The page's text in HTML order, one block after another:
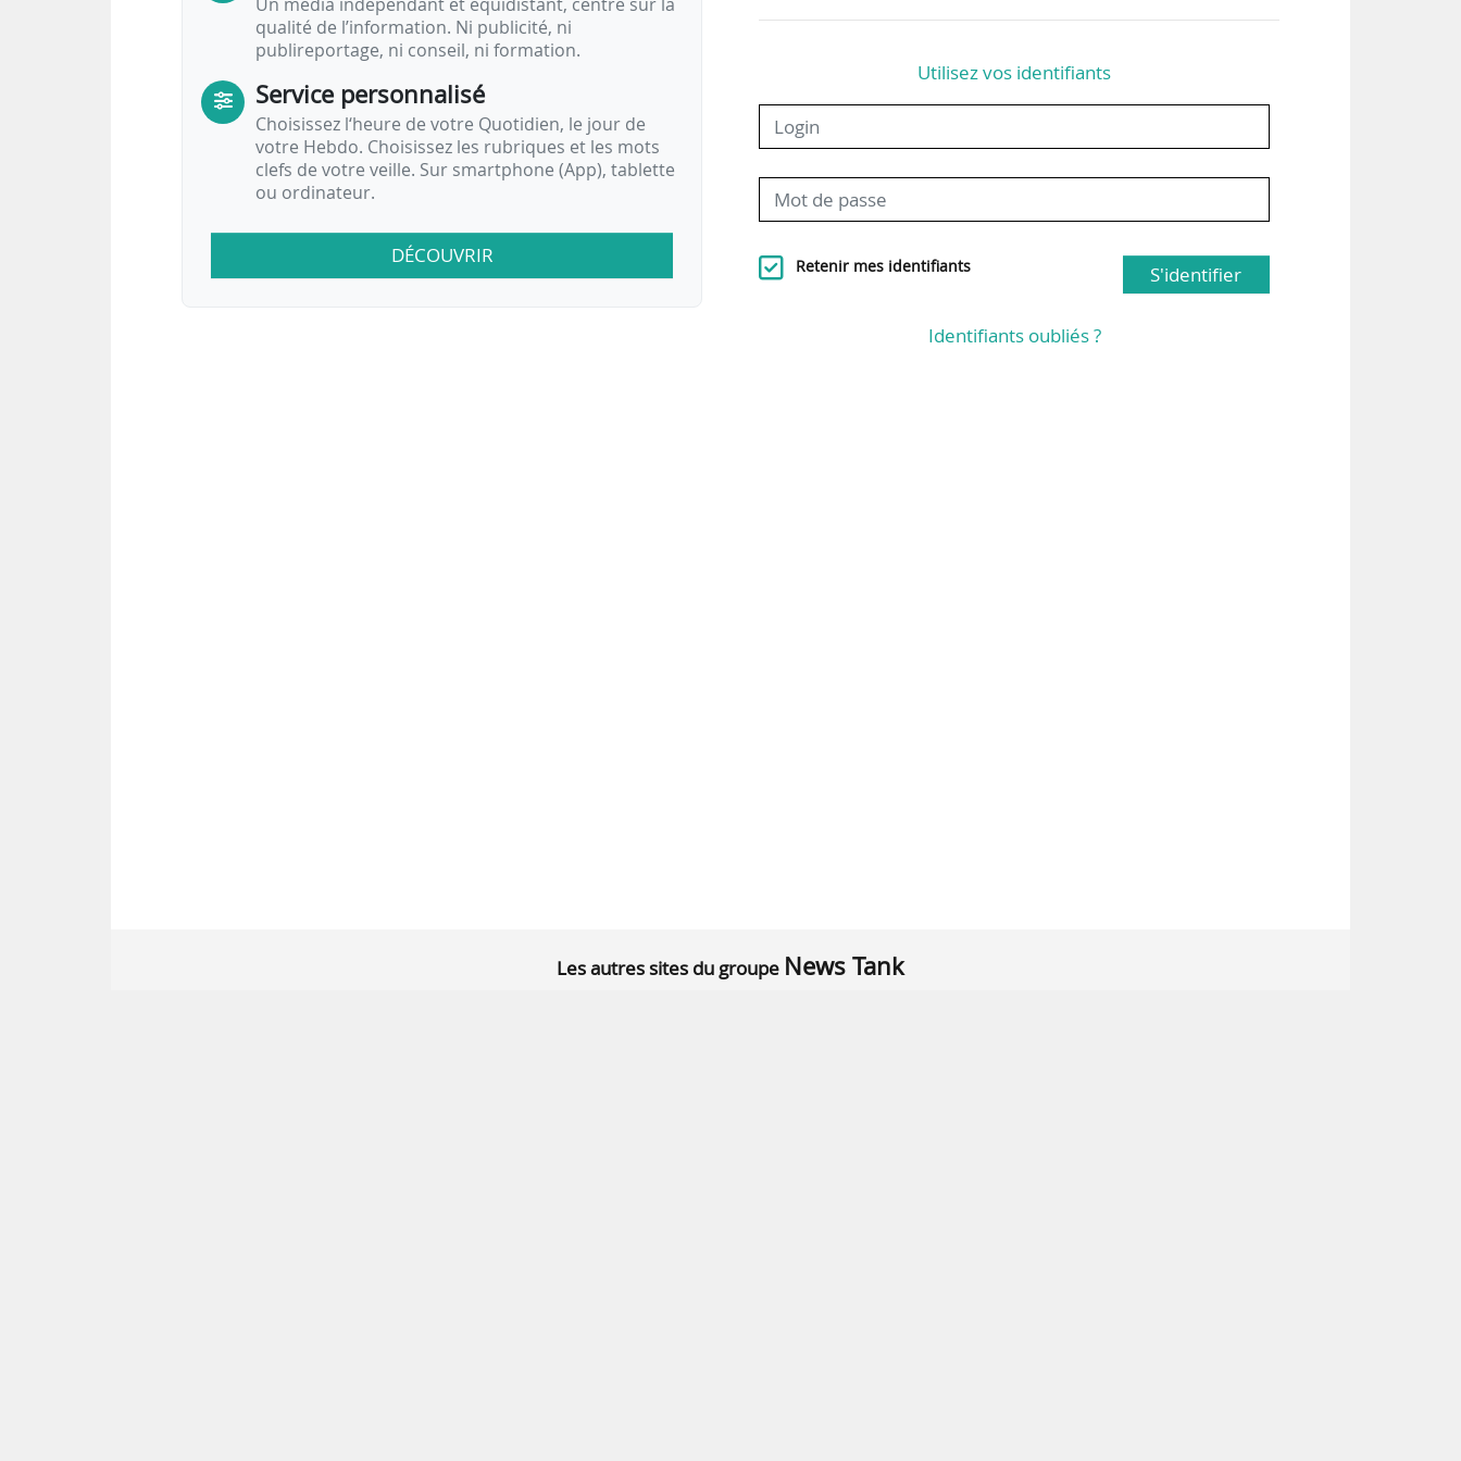
qualité de l’information. Ni publicité, ni
publireportage, ni conseil, ni formation.
Service personnalisé
Choisissez l‘heure de votre Quotidien, le jour de
votre Hebdo. Choisissez les rubriques et les mots
clefs de votre veille. Sur smartphone (App), tablette
ou ordinateur.
DÉCOUVRIR
Utilisez vos identifiants
Retenir mes identifiants S'identifier
Identifiants oubliés ?
Les autres sites du groupe News Tank